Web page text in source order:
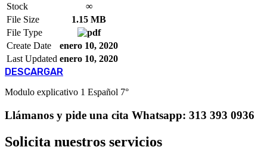
Stock
∞
File Size
1.15 MB
File Type
Create Date
enero 10, 2020
Last Updated enero 10, 2020
DESCARGAR
Modulo explicativo 1 Español 7°
Llámanos y pide una cita Whatsapp: 313 393 0936
Solicita nuestros servicios